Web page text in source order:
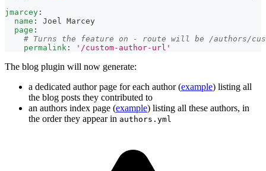
jmarcey :
name :
Joel Marcey
page :
# Turns the feature on - route will be /authors/
permalink : '/custom-author-url'
The blog plugin will now generate:
a dedicated author page for each author (example) listing all
the blog posts they contributed to
an authors index page (example) listing all these authors, in
the order they appear in authors.yml